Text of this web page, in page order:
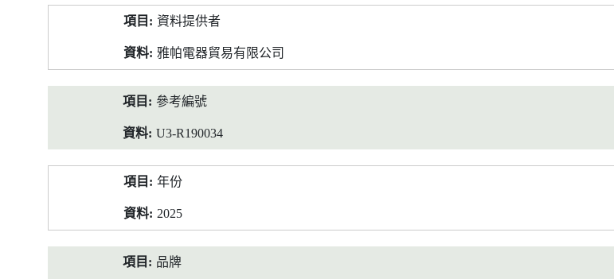
料
資料提供者
雅帕電器貿易有限公司
參考編號
U3-R190034
年份
2025
品牌